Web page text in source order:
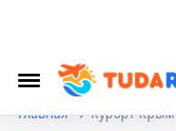
Главная
Курорт Крым